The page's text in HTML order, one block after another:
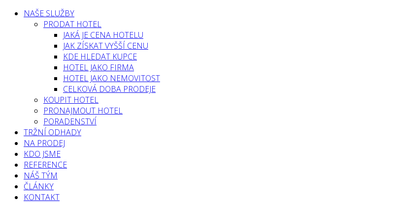
NAŠE SLUŽBY
PRODAT HOTEL
JAKÁ JE CENA HOTELU
JAK ZÍSKAT VYŠŠÍ CENU
KDE HLEDAT KUPCE
HOTEL JAKO FIRMA
HOTEL JAKO NEMOVITOST
CELKOVÁ DOBA PRODEJE
KOUPIT HOTEL
PRONAJMOUT HOTEL
PORADENSTVÍ
TRŽNÍ ODHADY
NA PRODEJ
KDO JSME
REFERENCE
NÁŠ TÝM
ČLÁNKY
KONTAKT